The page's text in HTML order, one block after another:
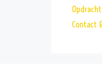
Contact